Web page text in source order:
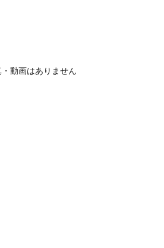
動画はありません